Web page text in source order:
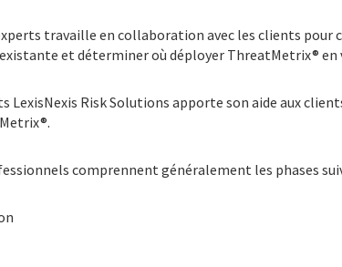
travaille en collaboration avec les clients pour
et déterminer où déployer ThreatMetrix® en
LexisNexis Risk Solutions apporte son aide aux
comprennent généralement les phases